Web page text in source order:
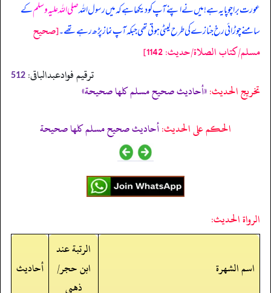
عورت برا چوپایہ ہے! میں نے اپنے آپ کو دیکھا ہے کہ میں رسول اللہصلی اللہ علیہ وسلمکے
سامنے چوڑائی رخ جنازے کی طرح لیٹی ہوتی تھی جبکہ آپ نماز پڑھ رہے تھے۔[صحيح
مسلم/كتاب الصلاة/حدیث: 1142]
ترقیم فوادعبدالباقی: 512
تخریج الحدیث:«أحاديث صحيح مسلم كلها صحيحة»
الحكم على الحديث:أحاديث صحيح مسلم كلها صحيحة
الرواة الحديث:
اسم الشهرة
الرتبة عند
ابن حجر/
ذهبي
أحاديث